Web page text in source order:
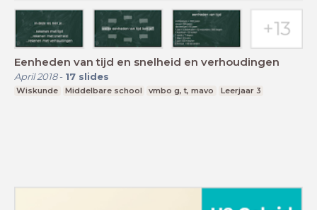
Eenheden van tijd en snelheid en verhoudingen
April 2018- 17 slides
Wiskunde Middelbare school vmbo g, t, mavo Leerjaar 3